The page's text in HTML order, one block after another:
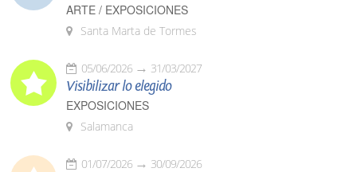
ARTE / EXPOSICIONES
Santa Marta de Tormes
05/06/2026 31/03/2027
Visibilizar lo elegido
EXPOSICIONES
Salamanca
01/07/2026 30/09/2026